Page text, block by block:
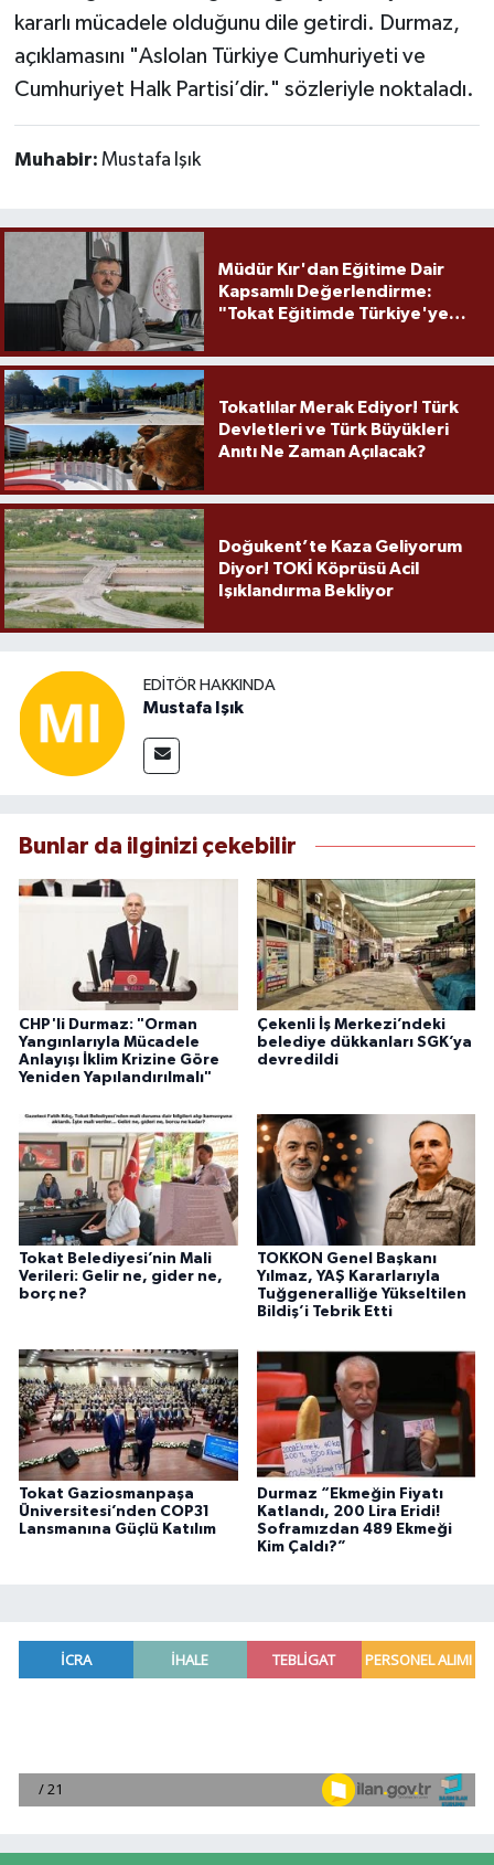
kararlı mücadele olduğunu dile getirdi. Durmaz,
açıklamasını "Aslolan Türkiye Cumhuriyeti ve
Cumhuriyet Halk Partisi’dir." sözleriyle noktaladı.
Muhabir: Mustafa Işık
Müdür Kır'dan Eğitime Dair
Kapsamlı Değerlendirme:
"Tokat Eğitimde Türkiye'ye
Tokatlılar Merak Ediyor! Türk
Devletleri ve Türk Büyükleri
Anıtı Ne Zaman Açılacak?
Doğukent’te Kaza Geliyorum
Diyor! TOKİ Köprüsü Acil
Işıklandırma Bekliyor
EDITÖR HAKKINDA
Mustafa Işık
Bunlar da ilginizi çekebilir
CHP'li Durmaz: "Orman
Yangınlarıyla Mücadele
Anlayışı İklim Krizine Göre
Yeniden Yapılandırılmalı"
Çekenli İş Merkezi’ndeki
belediye dükkanları SGK’ya
devredildi
Tokat Belediyesi’nin Mali
Verileri: Gelir ne, gider ne,
borç ne?
TOKKON Genel Başkanı
Yılmaz, YAŞ Kararlarıyla
Tuğgeneralliğe Yükseltilen
Bildiş’i Tebrik Etti
Tokat Gaziosmanpaşa
Üniversitesi’nden COP31
Lansmanına Güçlü Katılım
Durmaz “Ekmeğin Fiyatı
Katlandı, 200 Lira Eridi!
Soframızdan 489 Ekmeği
Kim Çaldı?”